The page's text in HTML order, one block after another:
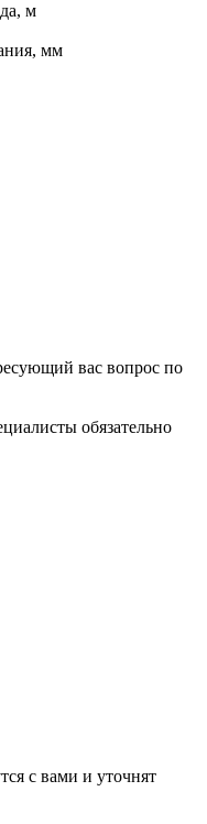
м
мм
вас вопрос по
обязательно
с вами и уточнят